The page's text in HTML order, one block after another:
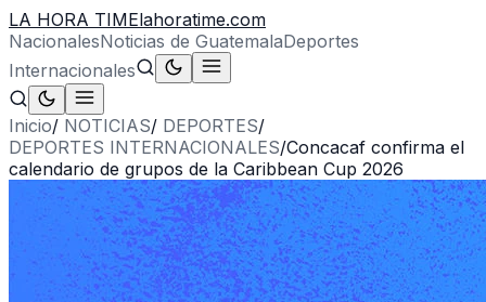
LA HORA TIMElahoratime.com
NacionalesNoticias de GuatemalaDeportes
Internacionales
Inicio/ NOTICIAS/ DEPORTES/
DEPORTES INTERNACIONALES/Concacaf confirma el
calendario de grupos de la Caribbean Cup 2026